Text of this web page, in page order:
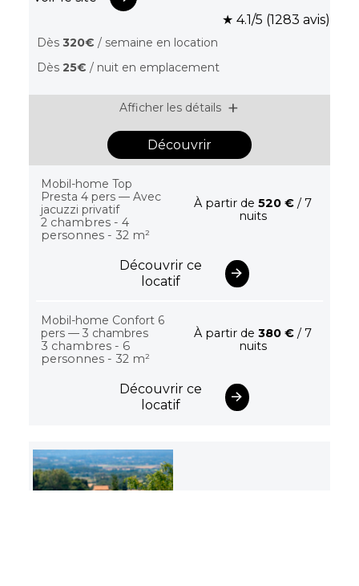
★ 4.1/5 (1283 avis)
Dès 320€ / semaine en location
Dès 25€ / nuit en emplacement
Afficher les détails
Découvrir
Mobil-home Top
Presta 4 pers — Avec
jacuzzi privatif
2 chambres - 4
personnes - 32 m²
À partir de520 € / 7
nuits
Découvrir ce
locatif
Mobil-home Confort 6
pers — 3 chambres
3 chambres - 6
personnes - 32 m²
À partir de380 € / 7
nuits
Découvrir ce
locatif